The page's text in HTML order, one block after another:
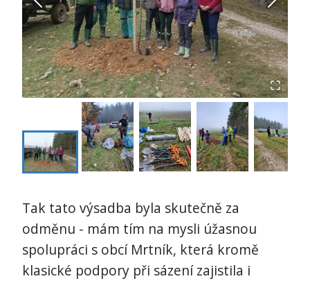
Tak tato výsadba byla skutečně za
odměnu - mám tím na mysli úžasnou
spolupráci s obcí Mrtník, která kromě
klasické podpory při sázení zajistila i